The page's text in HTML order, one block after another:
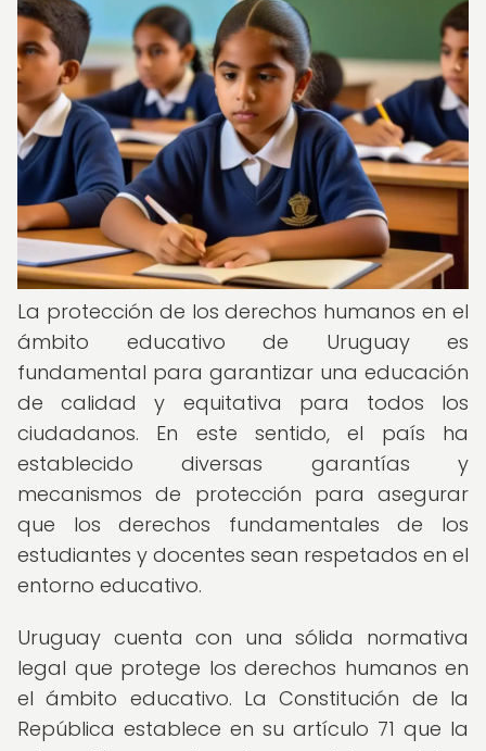
La protección de los derechos humanos en el
ámbito educativo de Uruguay es
fundamental para garantizar una educación
de calidad y equitativa para todos los
ciudadanos. En este sentido, el país ha
establecido diversas garantías y
mecanismos de protección para asegurar
que los derechos fundamentales de los
estudiantes y docentes sean respetados en el
entorno educativo.
Uruguay cuenta con una sólida normativa
legal que protege los derechos humanos en
el ámbito educativo. La Constitución de la
República establece en su artículo 71 que la